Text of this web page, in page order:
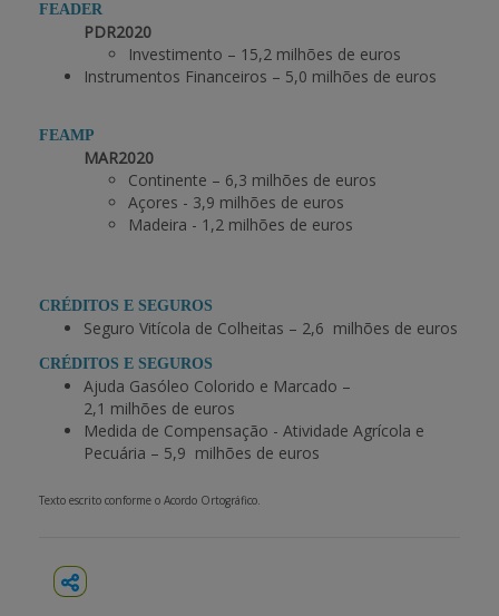
APOIO AO BENEFICIÁRIO
FEADER
PDR2020
Investimento – 15,2 milhões de euros
Instrumentos Financeiros – 5,0 milhões de euros
FEAMP
MAR2020
Continente – 6,3 milhões de euros
Açores - 3,9 milhões de euros
Madeira - 1,2 milhões de euros
CRÉDITOS E SEGUROS
Seguro Vitícola de Colheitas – 2,6 milhões de euros
CRÉDITOS E SEGUROS
Ajuda Gasóleo Colorido e Marcado –
2,1 milhões de euros
Medida de Compensação - Atividade Agrícola e
Pecuária – 5,9 milhões de euros
Texto escrito conforme o Acordo Ortográfico.